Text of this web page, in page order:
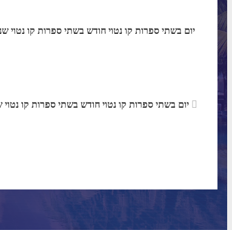
יום בשתי ספרות קו נטוי חודש בשתי ספרות קו נטוי